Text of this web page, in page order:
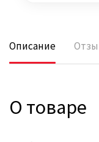
Описание
О товаре